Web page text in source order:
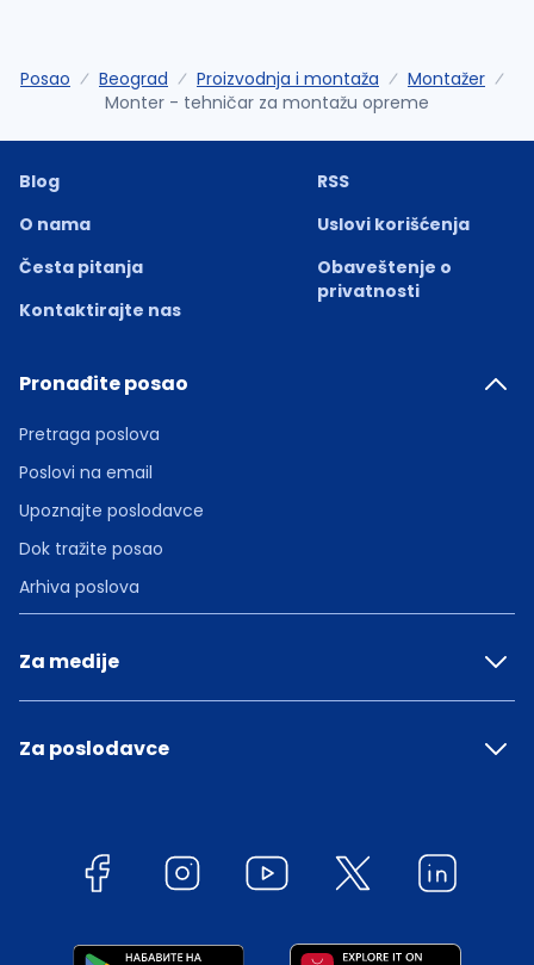
Posao Beograd Proizvodnja i montaža
Montažer
Monter - tehničar za montažu opreme
Blog
O nama
Česta pitanja
Kontaktirajte nas
RSS
Uslovi korišćenja
Obaveštenje o
privatnosti
Pronađite posao
Pretraga poslova
Poslovi na email
Upoznajte poslodavce
Dok tražite posao
Arhiva poslova
Za medije
Za poslodavce